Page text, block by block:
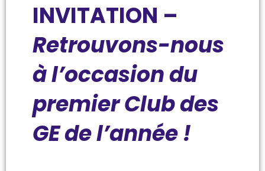
INVITATION –
Retrouvons-nous
à l’occasion du
premier Club des
GE de l’année !